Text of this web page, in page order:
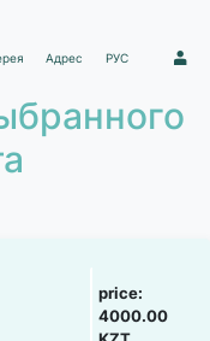
Адрес РУС 1
price:
4000.00